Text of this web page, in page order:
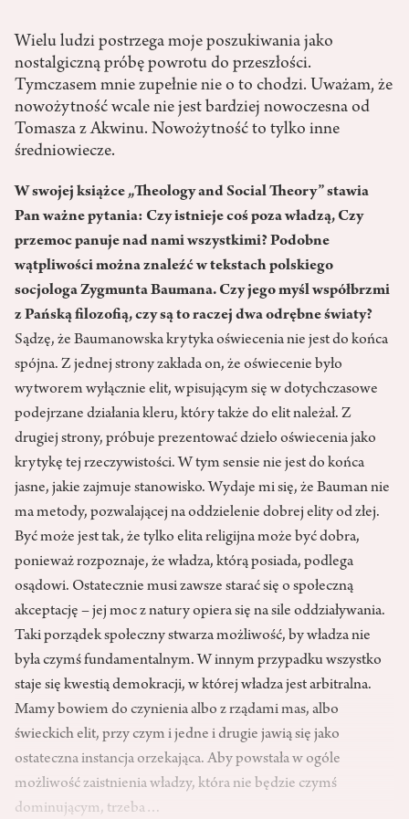
Wielu ludzi postrzega moje poszukiwania jako
nostalgiczną próbę powrotu do przeszłości.
Tymczasem mnie zupełnie nie o to chodzi. Uważam, że
nowożytność wcale nie jest bardziej nowoczesna od
Tomasza z Akwinu. Nowożytność to tylko inne
średniowiecze.
W swojej książce „Theology and Social Theory” stawia
Pan ważne pytania: Czy istnieje coś poza władzą, Czy
przemoc panuje nad nami wszystkimi? Podobne
wątpliwości można znaleźć w tekstach polskiego
socjologa Zygmunta Baumana. Czy jego myśl współbrzmi
z Pańską filozofią, czy są to raczej dwa odrębne światy?
Sądzę, że Baumanowska krytyka oświecenia nie jest do końca
spójna. Z jednej strony zakłada on, że oświecenie było
wytworem wyłącznie elit, wpisującym się w dotychczasowe
podejrzane działania kleru, który także do elit należał. Z
drugiej strony, próbuje prezentować dzieło oświecenia jako
krytykę tej rzeczywistości. W tym sensie nie jest do końca
jasne, jakie zajmuje stanowisko. Wydaje mi się, że Bauman nie
ma metody, pozwalającej na oddzielenie dobrej elity od złej.
Być może jest tak, że tylko elita religijna może być dobra,
ponieważ rozpoznaje, że władza, którą posiada, podlega
osądowi. Ostatecznie musi zawsze starać się o społeczną
akceptację – jej moc z natury opiera się na sile oddziaływania.
Taki porządek społeczny stwarza możliwość, by władza nie
była czymś fundamentalnym. W innym przypadku wszystko
staje się kwestią demokracji, w której władza jest arbitralna.
Mamy bowiem do czynienia albo z rządami mas, albo
świeckich elit, przy czym i jedne i drugie jawią się jako
ostateczna instancja orzekająca. Aby powstała w ogóle
możliwość zaistnienia władzy, która nie będzie czymś
dominującym, trzeba…